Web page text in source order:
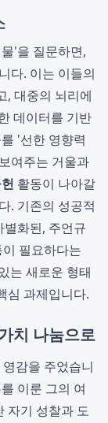
'을 질문하면,
다. 이는 이들의
, 대중의 뇌리에
데이터를 기반
'선한 영향력
여주는 거울과
활동이 나아갈
. 기존의 성공적
화된, 주언규
필요하다는
는 새로운 형태
심 과제입니다.
치 나눔으로
감을 주었습니
이룬 그의 여
자기 성찰과 도